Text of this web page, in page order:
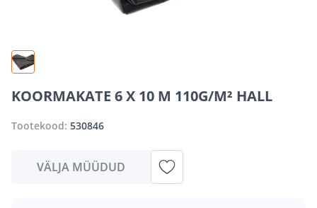
KOORMAKATE 6 X 10 M 110G/M² HALL
Tootekood: 530846
VÄLJA MÜÜDUD